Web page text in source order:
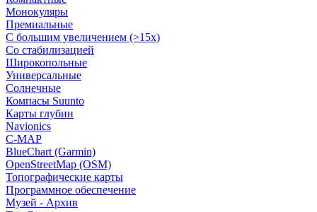
Монокуляры
Премиальные
С большим увеличением (>15x)
Со стабилизацией
Широкопольные
Универсальные
Солнечные
Компасы Suunto
Карты глубин
Navionics
C-MAP
BlueChart (Garmin)
OpenStreetMap (OSM)
Топографические карты
Программное обеспечение
Музей - Архив